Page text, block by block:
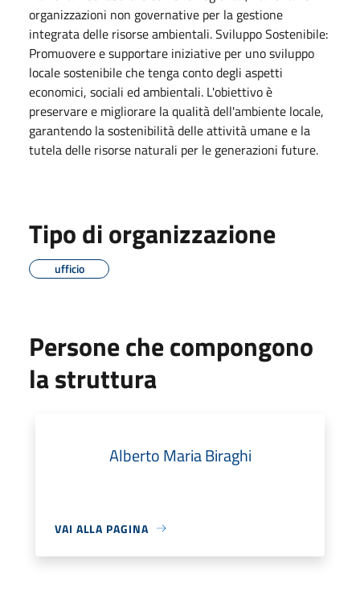
organizzazioni non governative per la gestione
integrata delle risorse ambientali. Sviluppo Sostenibile:
Promuovere e supportare iniziative per uno sviluppo
locale sostenibile che tenga conto degli aspetti
economici, sociali ed ambientali. L'obiettivo è
preservare e migliorare la qualità dell'ambiente locale,
garantendo la sostenibilità delle attività umane e la
tutela delle risorse naturali per le generazioni future.
Tipo di organizzazione
ufficio
Persone che compongono
la struttura
Alberto Maria Biraghi
VAI ALLA PAGINA